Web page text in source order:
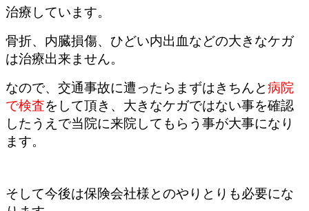
治療しています。
骨折、内臓損傷、ひどい内出血などの大きなケガ
は治療出来ません。
なので、交通事故に遭ったらまずはきちんと病院
で検査をして頂き、大きなケガではない事を確認
したうえで当院に来院してもらう事が大事になり
ます。
そして今後は保険会社様とのやりとりも必要にな